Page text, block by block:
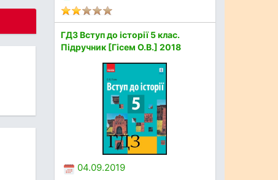
ГДЗ Вступ до історії 5 клас.
Підручник [Гісем О.В.] 2018
04.09.2019